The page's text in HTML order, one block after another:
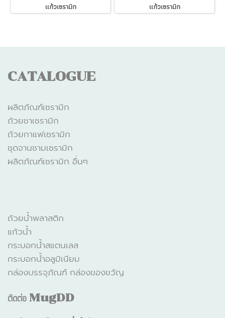
แก้วเซรามิก แก้วเซรามิก
CATALOGUE
ผลิตภัณฑ์เซรามิก
ถ้วยชาเซรามิก
ถ้วยกาแฟเซรามิก
ชุดจานชามเซรามิก
ผลิตภัณฑ์เซรามิก อื่นๆ
ถ้วยน้ำพลาสติก
แก้วน้ำ
กระบอกน้ำสแตนเลส
กระบอกน้ำอลูมิเนียม
กล่องบรรจุภัณฑ์ กล่องของขวัญ
ติดต่อMugDD